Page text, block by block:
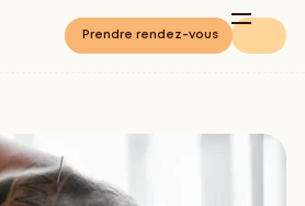
Prendre rendez-vous